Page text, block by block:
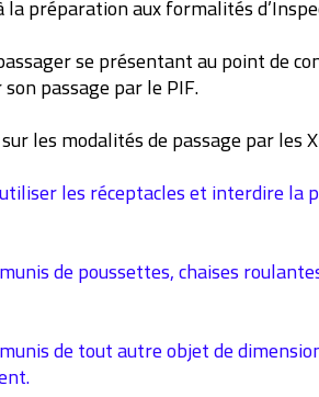
la préparation aux formalités
se présentant au point de
passage par le PIF.
les modalités de passage par les
les réceptacles et interdire la
de poussettes, chaises
de tout autre objet de